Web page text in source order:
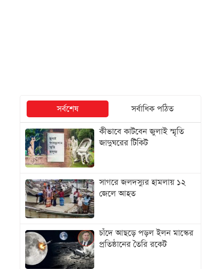
সর্বশেষ
সর্বাধিক পঠিত
কীভাবে কাটবেন জুলাই স্মৃতি
জাদুঘরের টিকিট
সাগরে জলদস্যুর হামলায় ১২
জেলে আহত
চাঁদে আছড়ে পড়ল ইলন মাস্কের
প্রতিষ্ঠানের তৈরি রকেট